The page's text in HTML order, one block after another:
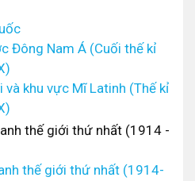
Đông Nam Á (Cuối thế kỉ
và khu vực Mĩ Latinh (Thế kỉ
thế giới thứ nhất (1914 -
thế giới thứ nhất (1914-